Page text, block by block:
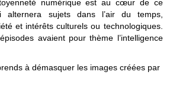
numérique est au cœur de ce
alternera sujets dans l’air du temps,
et intérêts culturels ou technologiques.
avaient pour thème l’intelligence
à démasquer les images créées par